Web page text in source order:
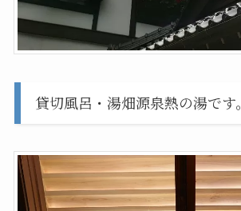
貸切風呂・湯畑源泉熱の湯です。